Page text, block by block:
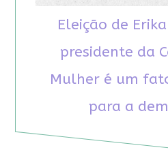
Eleição de
presidente da
Mulher é um
para a